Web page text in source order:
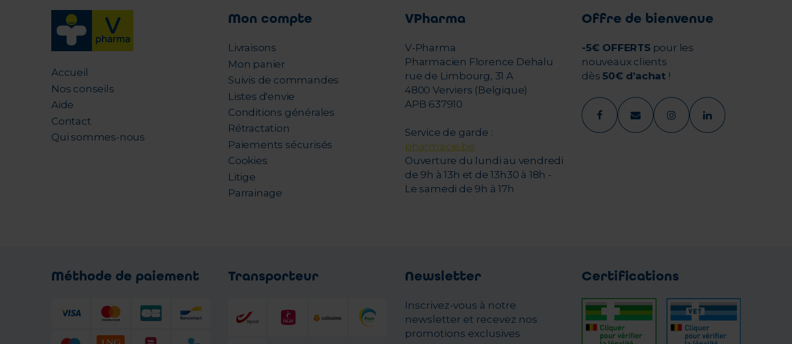
Accueil
Nos conseils
Aide
Contact
Qui sommes-nous
Mon compte
Livraisons
Mon panier
Suivis de commandes
Listes d'envie
Conditions générales
Rétractation
Paiements sécurisés
Cookies
Litige
Parrainage
VPharma
V-Pharma
Pharmacien Florence Dehalu
rue de Limbourg, 31 A
4800 Verviers (Belgique)
APB 637910
Service de garde :
pharmacie.be
Ouverture du lundi au vendredi
de 9h à 13h et de 13h30 à 18h -
Le samedi de 9h à 17h
Offre de bienvenue
-5€ OFFERTSpour les
nouveaux clients
dès50€ d’achat !
Méthode de paiement Transporteur Newsletter
Inscrivez-vous à notre
newsletter et recevez nos
promotions exclusives
Certifications